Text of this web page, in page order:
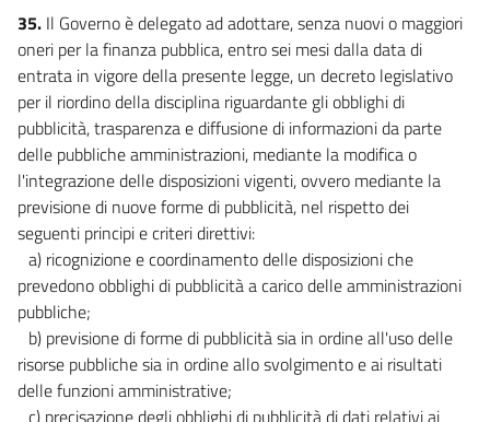
35. Il Governo è delegato ad adottare, senza nuovi o maggiori
oneri per la finanza pubblica, entro sei mesi dalla data di
entrata in vigore della presente legge, un decreto legislativo
per il riordino della disciplina riguardante gli obblighi di
pubblicità, trasparenza e diffusione di informazioni da parte
delle pubbliche amministrazioni, mediante la modifica o
l'integrazione delle disposizioni vigenti, ovvero mediante la
previsione di nuove forme di pubblicità, nel rispetto dei
seguenti principi e criteri direttivi:
a) ricognizione e coordinamento delle disposizioni che
prevedono obblighi di pubblicità a carico delle amministrazioni
pubbliche;
b) previsione di forme di pubblicità sia in ordine all'uso delle
risorse pubbliche sia in ordine allo svolgimento e ai risultati
delle funzioni amministrative;
c) precisazione degli obblighi di pubblicità di dati relativi ai